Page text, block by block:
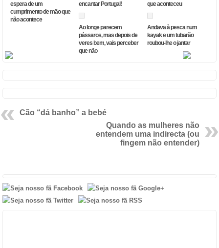
espera de um
cumprimento de mão que
não acontece
encantar Portugal!
que aconteceu
Ao longe parecem
pássaros, mas depois de
veres bem, vais perceber
que não
Andava à pesca num
kayak e um tubarão
roubou-lhe o jantar
Cão “dá banho” a bebé
Quando as mulheres não
entendem uma indirecta (ou
fingem não entender)